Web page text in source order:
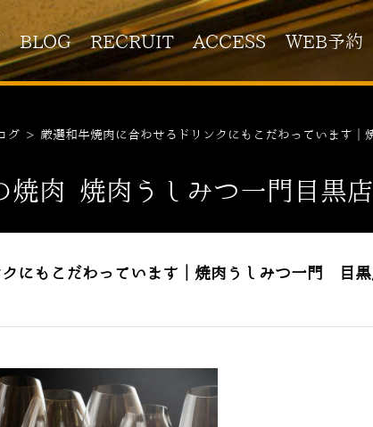
BLOG RECRUIT ACCESS WEB予約
グ > 厳選和牛焼肉に合わせるドリンクにもこだわっています
焼肉 焼肉うしみつ一門目黒
にもこだわっています｜焼肉うしみつ一門 目